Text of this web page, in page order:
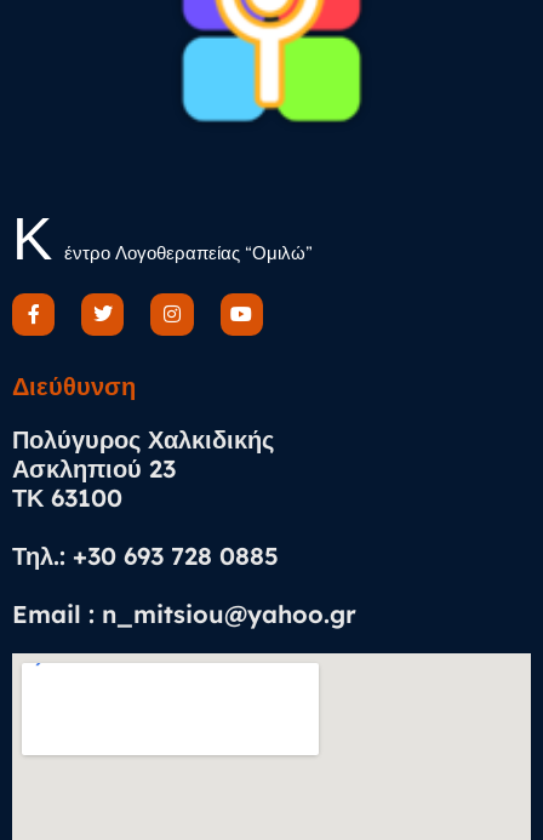
Κ έντρο Λογοθεραπείας “Ομιλώ”
Διεύθυνση​
Πολύγυρος Χαλκιδικής
Ασκληπιού 23
ΤΚ 63100
Τηλ.: +30 693 728 0885
Email : n_mitsiou@yahoo.gr